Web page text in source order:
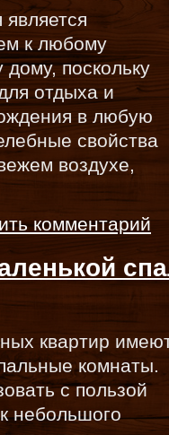
к любому
поскольку
отдыха и
в любую
свойства
воздухе,
комментарий
квартир
комнаты.
с пользой
небольшого